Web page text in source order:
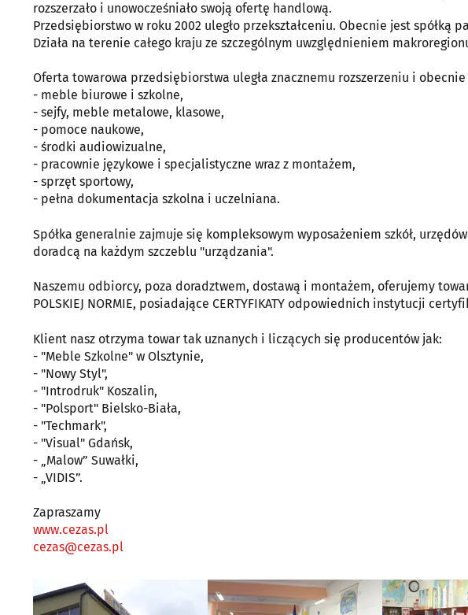
rozszerzało i unowocześniało swoją ofertę handlową.
Przedsiębiorstwo w roku 2002 uległo przekształceniu. Obecnie jest spółką
Działa na terenie całego kraju ze szczególnym uwzględnieniem
Oferta towarowa przedsiębiorstwa uległa znacznemu rozszerzeniu i
- meble biurowe i szkolne,
- sejfy, meble metalowe, klasowe,
- pomoce naukowe,
- środki audiowizualne,
- pracownie językowe i specjalistyczne wraz z montażem,
- sprzęt sportowy,
- pełna dokumentacja szkolna i uczelniana.
Spółka generalnie zajmuje się kompleksowym wyposażeniem szkół,
doradcą na każdym szczeblu "urządzania".
Naszemu odbiorcy, poza doradztwem, dostawą i montażem, oferujemy
POLSKIEJ NORMIE, posiadające CERTYFIKATY odpowiednich instytucji
Klient nasz otrzyma towar tak uznanych i liczących się producentów jak:
- "Meble Szkolne" w Olsztynie,
- "Nowy Styl",
- "Introdruk" Koszalin,
- "Polsport" Bielsko-Biała,
- "Techmark",
- "Visual" Gdańsk,
- „Malow” Suwałki,
- „VIDIS”.
Zapraszamy
www.cezas.pl
cezas@cezas.pl